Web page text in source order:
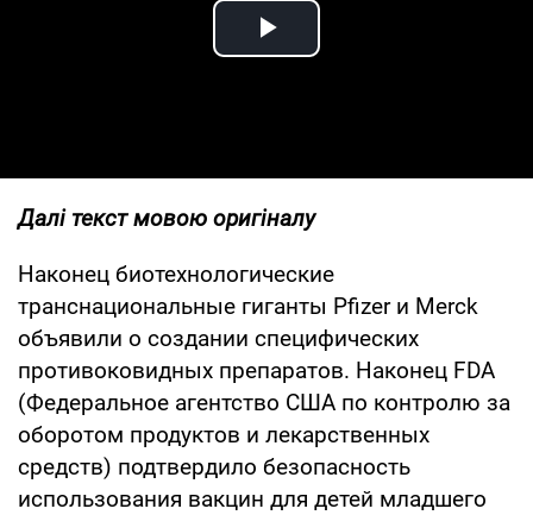
Play Video
Далі текст мовою оригіналу
Наконец биотехнологические
транснациональные гиганты Pfizer и Merсk
объявили о создании специфических
противоковидных препаратов. Наконец FDA
(Федеральное агентство США по контролю за
оборотом продуктов и лекарственных
средств) подтвердило безопасность
использования вакцин для детей младшего